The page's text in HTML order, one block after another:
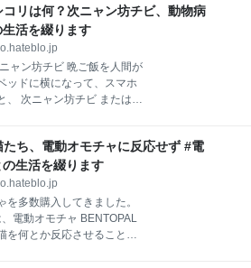
なりました。 四猫になった
をケージから出せた際に、
な
こうと思います。 チビの一
覧いただけます。
次ニャン坊チビ、術後1週
出ました 術後のチビ
の為、家を出る時間です。
ロ ↓ 次ニャン坊チビ ↓ 三ニ
ビ、頼むな！ 妻 まかせろ！
ました。 術後、
リは何？次ニャン坊チビ、動物病
活を綴ります
ャン坊チビ 晩ご飯を人間が
ッドに横になって、スマホ
、 次ニャン坊チビ または
時に私によじ登ってくる時
ると、もう片方は遠巻き
気ない風景です。 次ニャ
てくるこの行為は力加減
い放題です。 激しさを増
、構ってあげて！ 妻 わか
ち、電動オモチャに反応せず #電
生活を綴ります
多数購入してきました。
電動オモチャ BENTOPAL
を何とか反応させることは